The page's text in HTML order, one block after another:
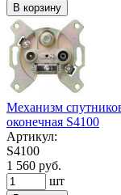
В корзину
Механизм
оконечная S4100
Артикул:
S4100
1 560 руб.
шт